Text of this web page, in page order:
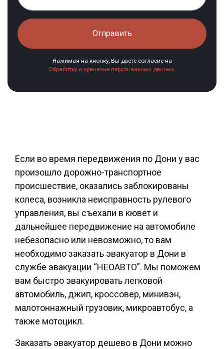
Отправить
Нажимая на кнопку, Вы даете согласие на
Обработку и хранение персональных данных.
Если во время передвижения по Дони у вас
произошло дорожно-транспортное
происшествие, оказались заблокированы
колеса, возникла неисправность рулевого
управления, вы съехали в кювет и
дальнейшее передвижение на автомобиле
небезопасно или невозможно, то вам
необходимо заказать эвакуатор в Дони в
службе эвакуации “НЕОАВТО”. Мы поможем
вам быстро эвакуировать легковой
автомобиль, джип, кроссовер, минивэн,
малотоннажный грузовик, микроавтобус, а
также мотоцикл.
Заказать эвакуатор дешево в Дони можно